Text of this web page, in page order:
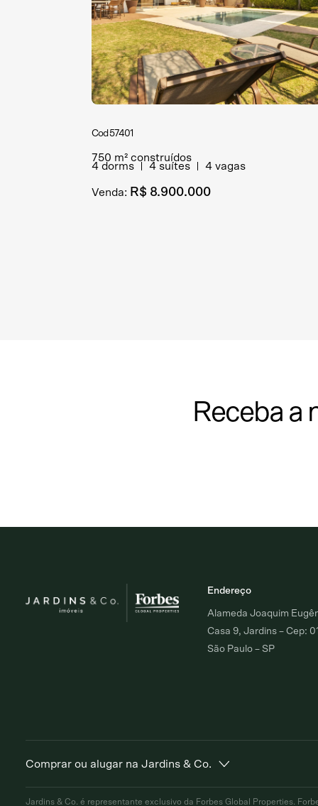
Cod 57401
750 m² construídos
4 dorms 4 suítes 4 vagas
Venda: R$ 8.900.000
Receba a
Endereço
Alameda Joaquim
Casa 9, Jardins – Cep:
São Paulo – SP
Comprar ou alugar na Jardins & Co.
Jardins & Co. é representante exclusivo da Forbes Global Properties.